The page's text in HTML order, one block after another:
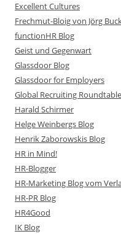
Excellent Cultures
Frechmut-Bloig von Jörg
functionHR Blog
Geist und Gegenwart
Glassdoor Blog
Glassdoor for Employers
Global Recruiting
Harald Schirmer
Helge Weinbergs Blog
Henrik Zaborowskis Blog
HR in Mind!
HR-Blogger
HR-Marketing Blog vom
HR-PR Blog
HR4Good
IK Blog